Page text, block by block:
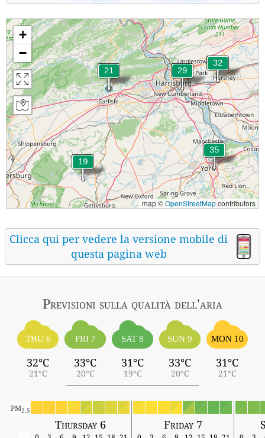
+
−
map ©OpenStreetMapcontributors
Clicca qui per vedere la versione mobile di
questa pagina web
Previsioni sulla qualità dell'aria
THU 6
32°C
21°C
FRI 7
33°C
20°C
SAT 8
31°C
19°C
SUN 9
33°C
20°C
MON 10
31°C
21°C
PM2.5
Thursday 6 Friday 7